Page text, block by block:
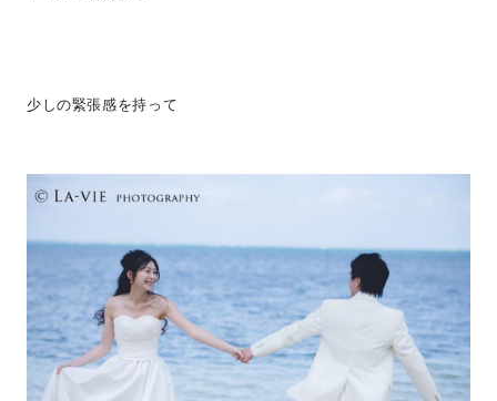
少しの緊張感を持って